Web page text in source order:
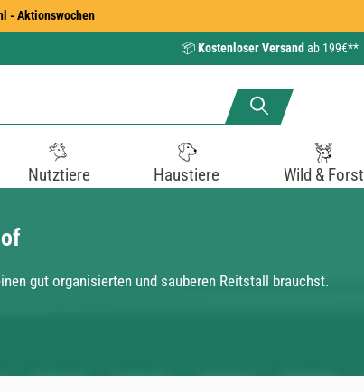
- Aktionswochen
📦Kostenloser Versand ab 199€**
Nutztiere Haustiere Wild & Forst
gut organisierten und sauberen Reitstall brauchst.